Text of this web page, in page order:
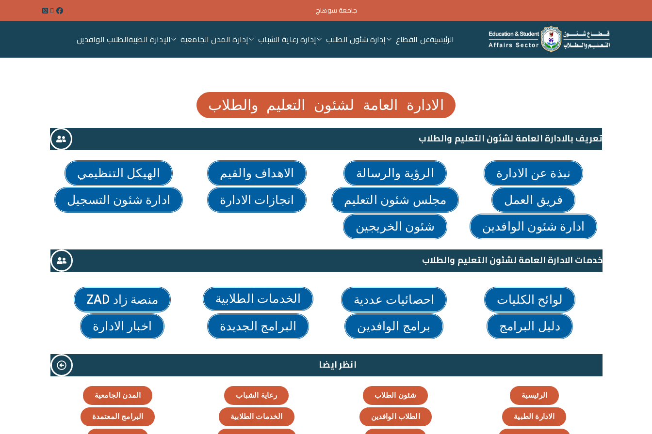
جامعة سوهاج
قطاع شئون التعليم والطلاب – جامعة سوهاج
الرئيسيةعن القطاع إدارة شئون الطلاب إدارة رعاية الشباب إدارة المدن الجامعية الإدارة الطبيةالطلاب الوافدين
الادارة العامة لشئون التعليم والطلاب
تعريف بالادارة العامة لشئون التعليم والطلاب
نبذة عن الادارة الرؤية والرسالة الاهداف والقيم
الهيكل التنظيمي
فريق العمل
مجلس شئون التعليم انجازات الادارة
ادارة شئون التسجيل
ادارة شئون الوافدين
شئون الخريجين
خدمات الادارة العامة لشئون التعليم والطلاب
لوائح الكليات احصائيات عددية الخدمات الطلابية
منصة زاد ZAD
دليل البرامج
برامج الوافدين البرامج الجديدة اخبار الادارة
انظر ايضا
الرئيسية شئون الطلاب رعاية الشباب المدن الجامعية
الادارة الطبية الطلاب الوافدين الخدمات الطلابية البرامج المعتمدة